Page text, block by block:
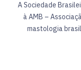
A Sociedade
à AMB –
mastologia